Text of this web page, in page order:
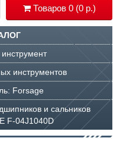
Товаров 0 (0 р.)
инструментов
Forsage
и сальников
F-04J1040D